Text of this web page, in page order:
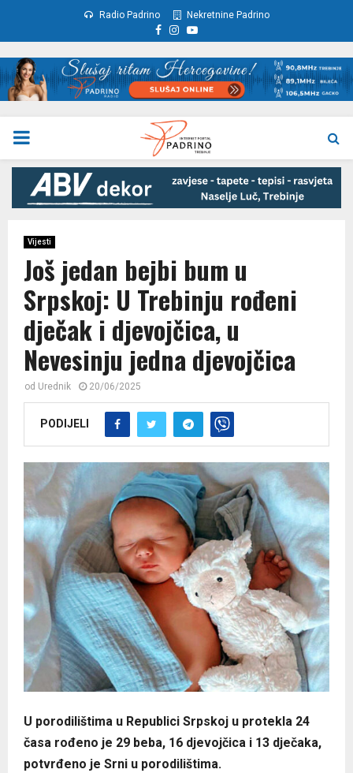
Radio Padrino Nekretnine Padrino
Facebook
Instagram
Youtube
PRIMARY
MENU
Vijesti
Još jedan bejbi bum u
Srpskoj: U Trebinju rođeni
dječak i djevojčica, u
Nevesinju jedna djevojčica
od Urednik 20/06/2025
PODIJELI
U porodilištima u Republici Srpskoj u protekla 24
časa rođeno je 29 beba, 16 djevojčica i 13 dječaka,
potvrđeno je Srni u porodilištima.